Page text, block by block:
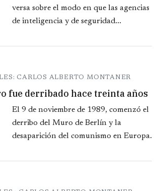
versa sobre el modo en que las agencias
de inteligencia y de seguridad...
CARLOS ALBERTO MONTANER
fue derribado hace treinta años
El 9 de noviembre de 1989, comenzó el
derribo del Muro de Berlín y la
desaparición del comunismo en Europa.